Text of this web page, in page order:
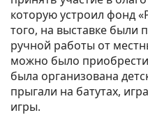
которую устроил фонд
того, на выставке были
ручной работы от
можно было
была организована
прыгали на батутах,
игры.